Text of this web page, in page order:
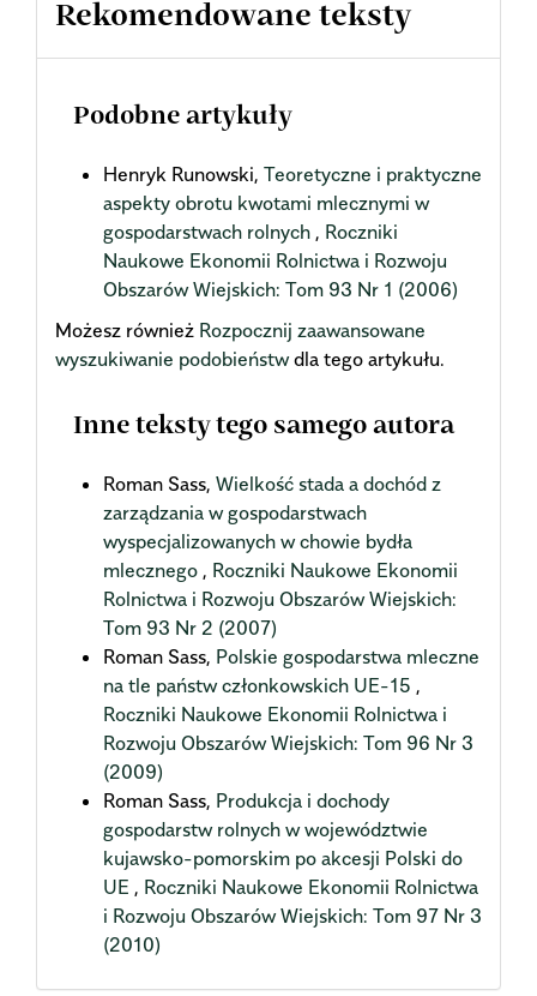
Rekomendowane teksty
Podobne artykuły
Henryk Runowski, Teoretyczne i praktyczne
aspekty obrotu kwotami mlecznymi w
gospodarstwach rolnych , Roczniki
Naukowe Ekonomii Rolnictwa i Rozwoju
Obszarów Wiejskich: Tom 93 Nr 1 (2006)
Możesz również Rozpocznij zaawansowane
wyszukiwanie podobieństwdla tego artykułu.
Inne teksty tego samego autora
Roman Sass, Wielkość stada a dochód z
zarządzania w gospodarstwach
wyspecjalizowanych w chowie bydła
mlecznego , Roczniki Naukowe Ekonomii
Rolnictwa i Rozwoju Obszarów Wiejskich:
Tom 93 Nr 2 (2007)
Roman Sass, Polskie gospodarstwa mleczne
na tle państw członkowskich UE-15 ,
Roczniki Naukowe Ekonomii Rolnictwa i
Rozwoju Obszarów Wiejskich: Tom 96 Nr 3
(2009)
Roman Sass, Produkcja i dochody
gospodarstw rolnych w województwie
kujawsko-pomorskim po akcesji Polski do
UE , Roczniki Naukowe Ekonomii Rolnictwa
i Rozwoju Obszarów Wiejskich: Tom 97 Nr 3
(2010)